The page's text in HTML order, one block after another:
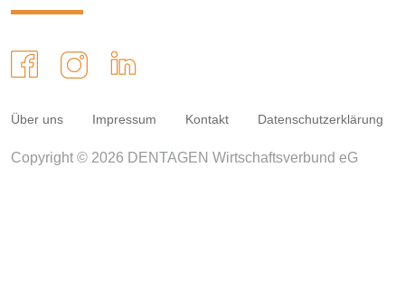
Über uns Impressum Kontakt Datenschutzerklärung
Copyright © 2026 DENTAGEN Wirtschaftsverbund eG